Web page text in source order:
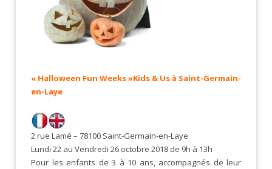
« Halloween Fun Weeks »Kids & Us à Saint-Germain-
en-Laye
2 rue Lamé – 78100 Saint-Germain-en-Laye
Lundi 22 au Vendredi 26 octobre 2018 de 9h à 13h
Pour les enfants de 3 à 10 ans, accompagnés de leur